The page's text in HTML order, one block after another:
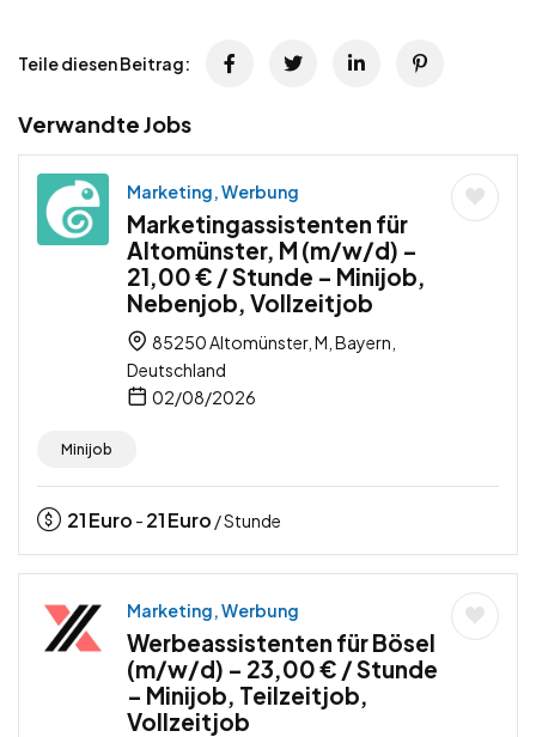
Teile diesen Beitrag:
Verwandte Jobs
Marketing, Werbung
Marketingassistenten für
Altomünster, M (m/w/d) –
21,00 € / Stunde – Minijob,
Nebenjob, Vollzeitjob
85250 Altomünster, M, Bayern,
Deutschland
02/08/2026
Minijob
21Euro - 21Euro / Stunde
Marketing, Werbung
Werbeassistenten für Bösel
(m/w/d) – 23,00 € / Stunde
– Minijob, Teilzeitjob,
Vollzeitjob